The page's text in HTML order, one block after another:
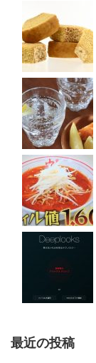
最近の投稿